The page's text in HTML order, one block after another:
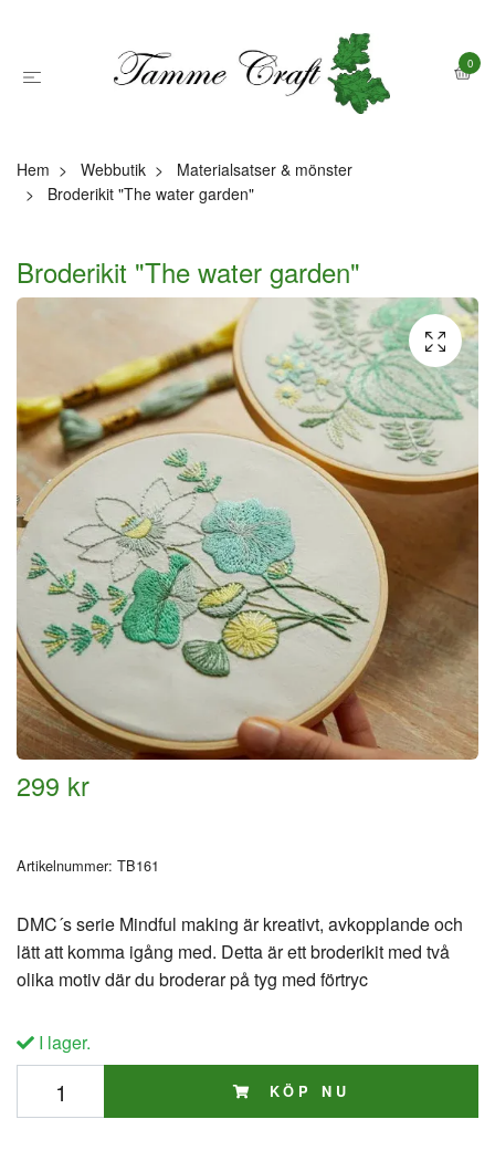
0
Hem Webbutik
Materialsatser & mönster
Broderikit "The water garden"
Broderikit "The water garden"
299 kr
Artikelnummer: TB161
DMC´s serie Mindful making är kreativt, avkopplande och
lätt att komma igång med. Detta är ett broderikit med två
olika motiv där du broderar på tyg med förtryc
I lager.
KÖP NU